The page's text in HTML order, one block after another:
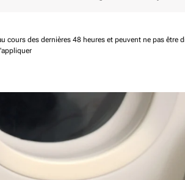
cours des dernières 48 heures et peuvent ne pas être